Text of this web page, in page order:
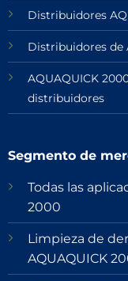
Distribuidores
Distribuidores de
AQUAQUICK
distribuidores
Segmento de
Todas las
2000
Limpieza de
AQUAQUICK